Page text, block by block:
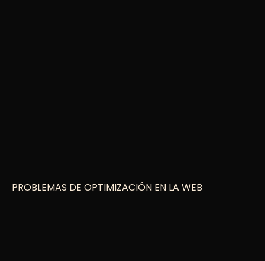
PROBLEMAS DE OPTIMIZACIÓN EN LA WEB